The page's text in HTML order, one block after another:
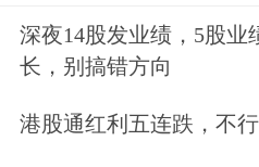
深夜14股发业绩，5股业
长，别搞错方向
港股通红利五连跌，不